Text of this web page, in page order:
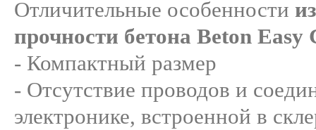
Отличительные особенности
прочности бетона Beton Easy
- Компактный размер
- Отсутствие проводов и
электронике, встроенной в